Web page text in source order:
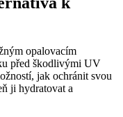
opalovacím
před škodlivými UV
jak ochránit svou
ji hydratovat a